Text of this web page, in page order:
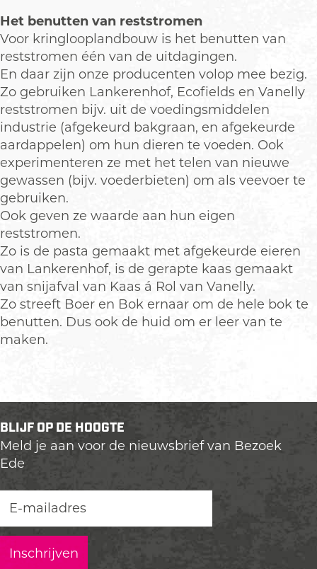
Het benutten van reststromen
Voor kringlooplandbouw is het benutten van
reststromen één van de uitdagingen.
En daar zijn onze producenten volop mee bezig.
Zo gebruiken Lankerenhof, Ecofields en Vanelly
reststromen bijv. uit de voedingsmiddelen
industrie (afgekeurd bakgraan, en afgekeurde
aardappelen) om hun dieren te voeden. Ook
experimenteren ze met het telen van nieuwe
gewassen (bijv. voederbieten) om als veevoer te
gebruiken.
Ook geven ze waarde aan hun eigen
reststromen.
Zo is de pasta gemaakt met afgekeurde eieren
van Lankerenhof, is de gerapte kaas gemaakt
van snijafval van Kaas á Rol van Vanelly.
Zo streeft Boer en Bok ernaar om de hele bok te
benutten. Dus ook de huid om er leer van te
maken.
BLIJF OP DE HOOGTE
Meld je aan voor de nieuwsbrief van Bezoek
Ede